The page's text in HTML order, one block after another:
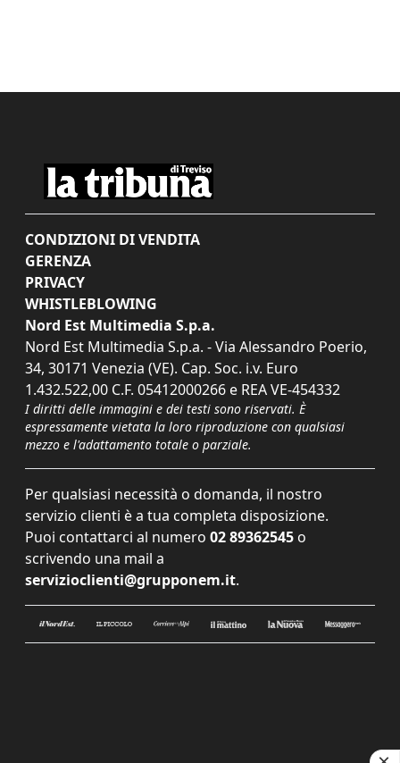
CONDIZIONI DI VENDITA
GERENZA
PRIVACY
WHISTLEBLOWING
Nord Est Multimedia S.p.a.
Nord Est Multimedia S.p.a. - Via Alessandro Poerio,
34, 30171 Venezia (VE). Cap. Soc. i.v. Euro
1.432.522,00 C.F. 05412000266 e REA VE-454332
I diritti delle immagini e dei testi sono riservati. È
espressamente vietata la loro riproduzione con qualsiasi
mezzo e l'adattamento totale o parziale.
Per qualsiasi necessità o domanda, il nostro
servizio clienti è a tua completa disposizione.
Puoi contattarci al numero 02 89362545 o
scrivendo una mail a
servizioclienti@grupponem.it.